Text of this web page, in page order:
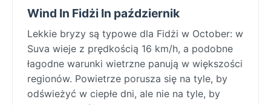
Wind In Fidżi In październik
Lekkie bryzy są typowe dla Fidżi w October: w
Suva wieje z prędkością 16 km/h, a podobne
łagodne warunki wietrzne panują w większości
regionów. Powietrze porusza się na tyle, by
odświeżyć w ciepłe dni, ale nie na tyle, by